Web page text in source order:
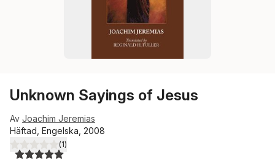
Unknown Sayings of Jesus
Av Joachim Jeremias
Häftad, Engelska, 2008
5,0utav 5 stjärnor. Totalt antal röster:
(1)